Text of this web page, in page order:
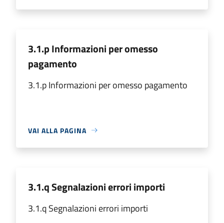
3.1.p Informazioni per omesso
pagamento
3.1.p Informazioni per omesso pagamento
VAI ALLA PAGINA
3.1.q Segnalazioni errori importi
3.1.q Segnalazioni errori importi